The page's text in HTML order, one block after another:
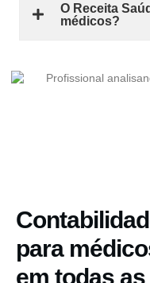
O Receita
médicos?
para
em todas as